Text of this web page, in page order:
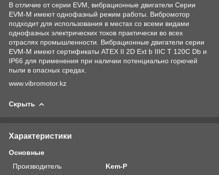
В отличие от серии EVM, вибрационные двигатели Серии
EVM-M имеют однофазный режим работы. Вибромотор
подходит для использования в местах со всеми видами
однофазных электрических токов практически во всех
отраслях промышленности. Вибрационные двигатели серии
EVM-M имеют сертификаты ATEX II 2D Ext b IIIC T 120C Db и
IP66 для применения при наличии потенциально горючей
пыли в опасных средах.
www.vibromotor.kz
Скрыть
Характеристики
Основные
Производитель
Kem-P